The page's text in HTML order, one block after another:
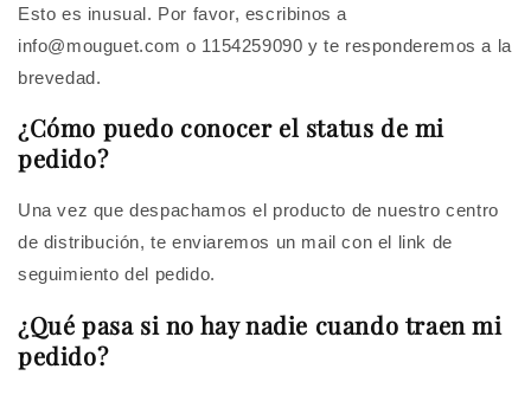
Esto es inusual. Por favor, escribinos a
info@mouguet.com o 1154259090 y te responderemos a la
brevedad.
¿Cómo puedo conocer el status de mi
pedido?
Una vez que despachamos el producto de nuestro centro
de distribución, te enviaremos un mail con el link de
seguimiento del pedido.
¿Qué pasa si no hay nadie cuando traen mi
pedido?